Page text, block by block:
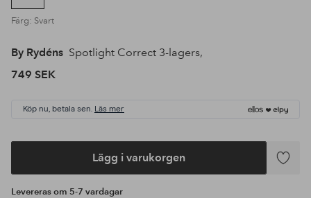
Färg: Svart
By Rydéns Spotlight Correct 3-lagers,
749 SEK
Köp nu, betala sen. Läs mer
Lägg i varukorgen
Lägg
Levereras om 5-7 vardagar